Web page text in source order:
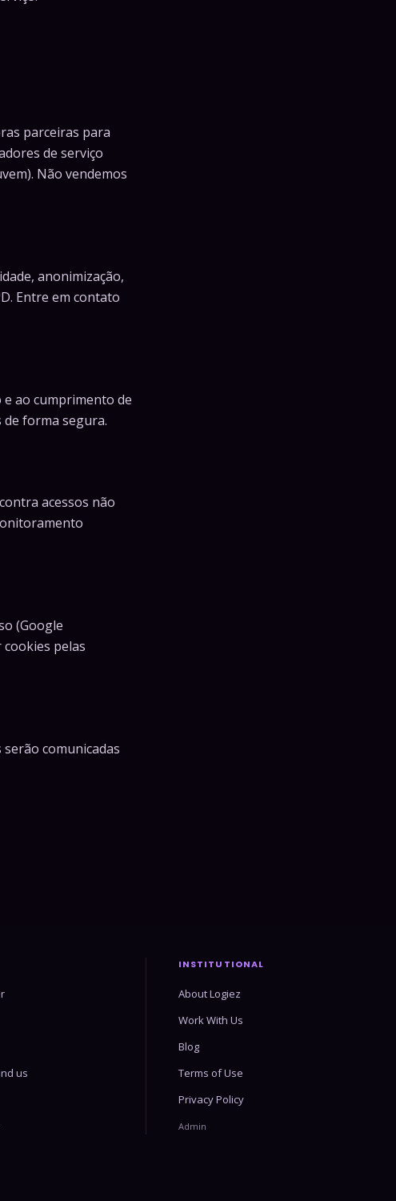
parceiras para
de serviço
Não vendemos
anonimização,
Entre em contato
ao cumprimento de
forma segura.
acessos não
(Google
pelas
comunicadas
us
INSTITUTIONAL
About Logiez
Work With Us
Blog
Terms of Use
Privacy Policy
Admin